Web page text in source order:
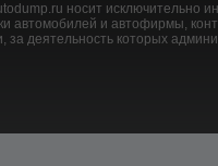
носит исключительно
автомобилей и автофирмы,
деятельность которых